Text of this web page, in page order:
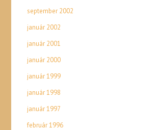
september 2002
január 2002
január 2001
január 2000
január 1999
január 1998
január 1997
február 1996